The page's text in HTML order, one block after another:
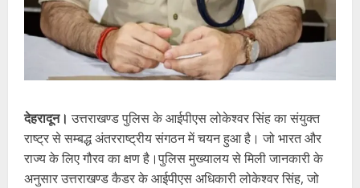
देहरादून। उत्तराखण्ड पुलिस के आईपीएस लोकेश्वर सिंह का संयुक्त
राष्ट्र से सम्बद्ध अंतरराष्ट्रीय संगठन में चयन हुआ है। जो भारत और
राज्य के लिए गौरव का क्षण है।पुलिस मुख्यालय से मिली जानकारी के
अनुसार उत्तराखण्ड कैडर के आईपीएस अधिकारी लोकेश्वर सिंह, जो